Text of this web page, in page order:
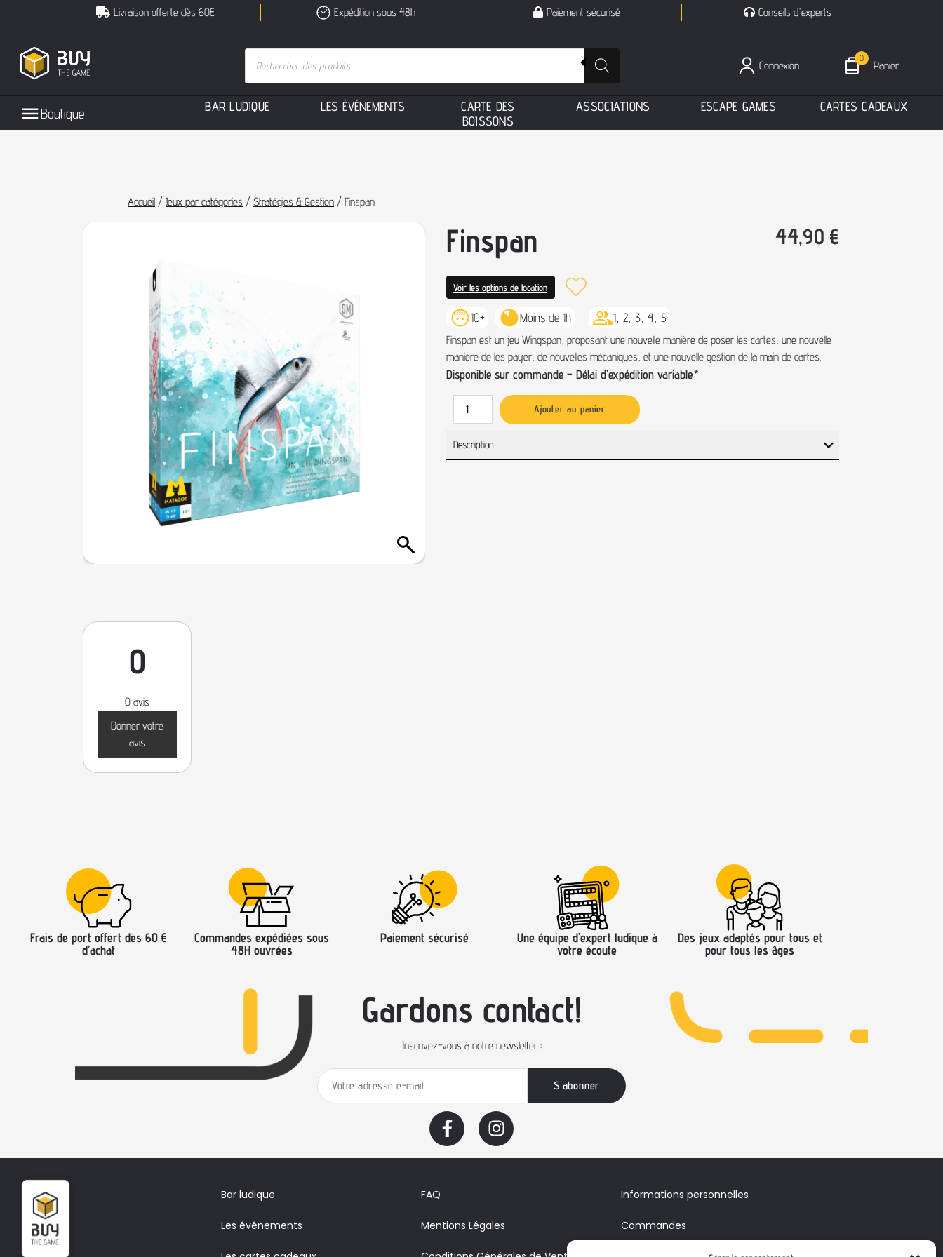
Livraison offerte dès 60€ Expédition sous 48h Paiement sécurisé Conseils d'experts
0
Panier
Connexion
Boutique BAR LUDIQUE LES ÉVÉNEMENTS CARTE DES
BOISSONS
ASSOCIATIONS ESCAPE GAMES CARTES CADEAUX
Accueil / Jeux par catégories / Stratégies & Gestion / Finspan
Finspan 44,90 €
Voir les options de location
10+ Moins de 1h 1, 2, 3, 4, 5
Finspan est un jeu Wingspan, proposant une nouvelle manière de poser les cartes, une nouvelle
manière de les payer, de nouvelles mécaniques, et une nouvelle gestion de la main de cartes.
Disponible sur commande – Délai d’expédition variable*
Ajouter au panier
Description
0
0 avis
Donner votre
avis
Frais de port offert dès 60 €
d’achat
Commandes expédiées sous
48H ouvrées
Paiement sécurisé
Une équipe d’expert ludique à
votre écoute
Des jeux adaptés pour tous et
pour tous les âges
Gardons contact!
Inscrivez-vous à notre newsletter :
Bar ludique
Les événements
FAQ
Mentions Légales
Informations personnelles
Commandes